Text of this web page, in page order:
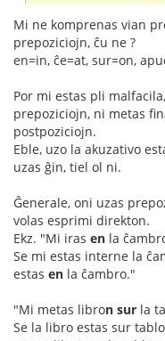
Mi ne komprenas vian
prepoziciojn, ĉu ne ?
en=in, ĉe=at, sur=on,
Por mi estas pli
prepoziciojn, ni metas
postpoziciojn.
Eble, uzo la akuzativo
uzas ĝin, tiel ol ni.
Ĝenerale, oni uzas
volas esprimi direkton.
Ekz. "Mi iras en la
Se mi estas interne la
estas en la ĉambro."
"Mi metas libron sur la
Se la libro estas sur